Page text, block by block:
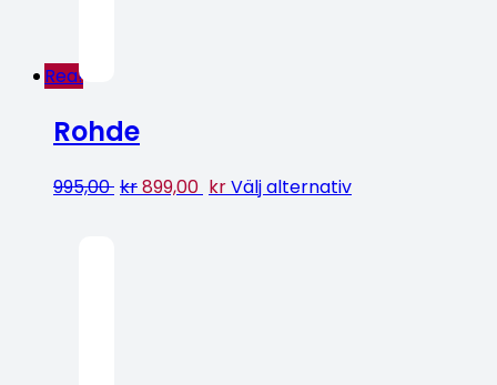
Rea!
Rohde
995,00 kr899,00 krVälj alternativ